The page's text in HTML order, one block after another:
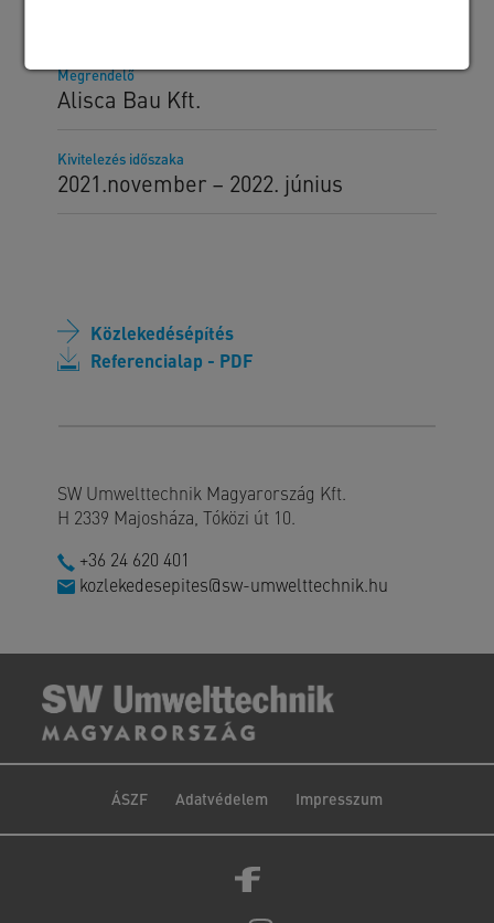
Megrendelő
Alisca Bau Kft.
Kivitelezés időszaka
2021.november – 2022. június
Közlekedésépítés
Referencialap - PDF
SW Umwelttechnik Magyarország Kft.
H 2339 Majosháza, Tóközi út 10.
+36 24 620 401
kozlekedesepites@sw-umwelttechnik.hu
ÁSZF Adatvédelem Impresszum